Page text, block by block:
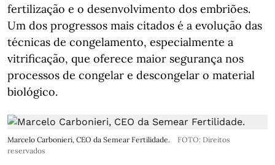
fertilização e o desenvolvimento dos embriões.
Um dos progressos mais citados é a evolução das
técnicas de congelamento, especialmente a
vitrificação, que oferece maior segurança nos
processos de congelar e descongelar o material
biológico.
Marcelo Carbonieri, CEO da Semear Fertilidade.
FOTO: Direitos
reservados